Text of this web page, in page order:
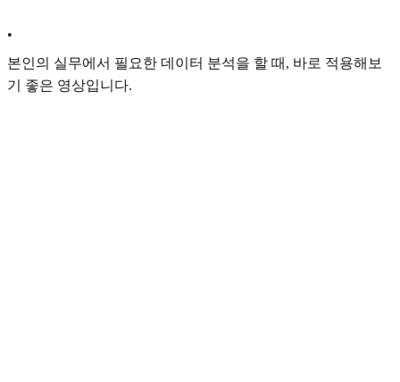
•
본인의 실무에서 필요한 데이터 분석을 할 때, 바로 적용해보
기 좋은 영상입니다.